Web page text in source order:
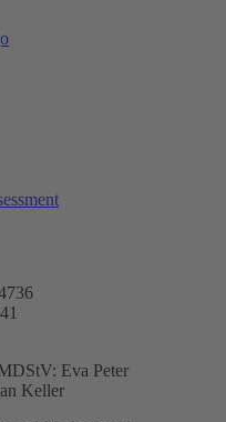
Eva Peter
Keller